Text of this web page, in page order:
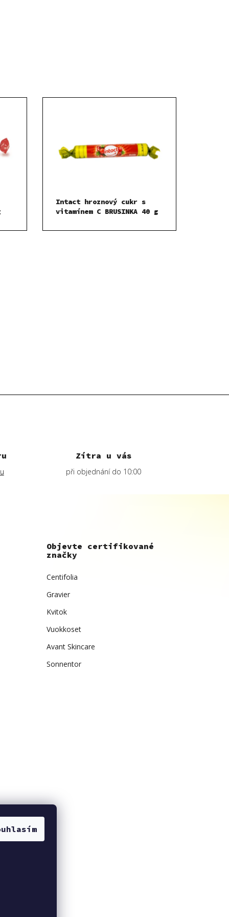
Zítra u vás
při objednání do 10:00
Intact hroznový cukr s
vitamínem C BRUSINKA 40 g
Objevte certifikované
značky
Centifolia
Gravier
Kvitok
Vuokkoset
Avant Skincare
Sonnentor